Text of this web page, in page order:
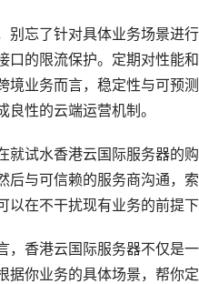
别忘了针对具体业务场景进
口的限流保护。定期对性能
境业务而言，稳定性与可预
良性的云端运营机制。
就试水香港云国际服务器的
后与可信赖的服务商沟通，
以在不干扰现有业务的前提
，香港云国际服务器不仅是
据你业务的具体场景，帮你